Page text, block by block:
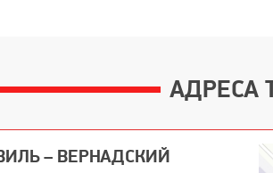
АДРЕСА
– ВЕРНАДСКИЙ